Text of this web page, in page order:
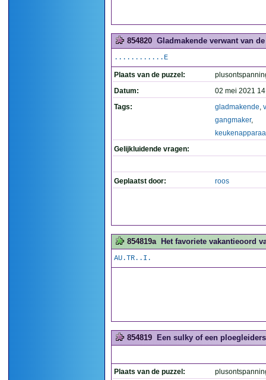
854820 Gladmakende verwant van
............E
Plaats van de puzzel:
Datum:
02 mei 2021
Tags:
gladmakende,
gangmaker,
Gelijkluidende vragen:
Geplaatst door: roos
854819a Het favoriete vakantieoord
AU.TR..I.
854819 Een sulky of een
Plaats van de puzzel: